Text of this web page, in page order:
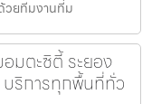
วยทีมงานที่ม
มตะซิตี้ ระยอง
บริการทุกพื้นที่ทั่ว